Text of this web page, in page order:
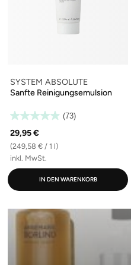
SYSTEM ABSOLUTE
Sanfte Reinigungsemulsion
(73)
29,95 €
(249,58 € / 1 l)
inkl. MwSt.
IN DEN WARENKORB